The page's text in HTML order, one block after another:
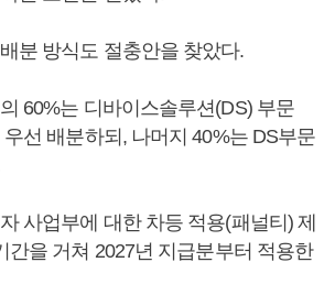
분 방식도 절충안을 찾았다.
60%는 디바이스솔루션(DS) 부문
선 배분하되, 나머지 40%는 DS부문
사업부에 대한 차등 적용(패널티) 제
간을 거쳐 2027년 지급분부터 적용한